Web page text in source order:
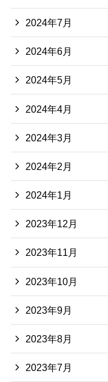
2024年7月
2024年6月
2024年5月
2024年4月
2024年3月
2024年2月
2024年1月
2023年12月
2023年11月
2023年10月
2023年9月
2023年8月
2023年7月